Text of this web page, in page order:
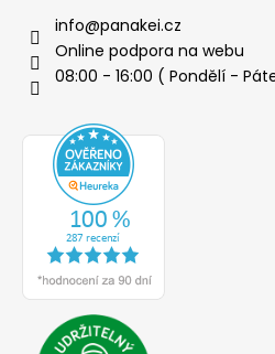
info@panakei.cz
Online podpora na webu
08:00 - 16:00 ( Pondělí -